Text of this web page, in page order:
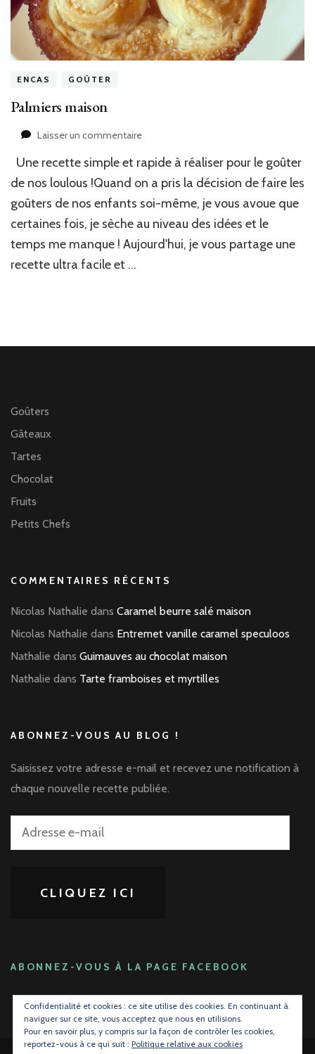
ENCAS GOÛTER
Palmiers maison
Laisser un commentairesur
maison
Une recette simple et rapide à réaliser pour le goûter
de nos loulous !Quand on a pris la décision de faire les
goûters de nos enfants soi-même, je vous avoue que
certaines fois, je sèche au niveau des idées et le
temps me manque ! Aujourd'hui, je vous partage une
recette ultra facile et …
Goûters
Gâteaux
Tartes
Chocolat
Fruits
Petits Chefs
COMMENTAIRES RÉCENTS
Nicolas Nathalie dans Caramel beurre salé maison
Nicolas Nathalie dans Entremet vanille caramel speculoos
Nathalie dans Guimauves au chocolat maison
Nathalie dans Tarte framboises et myrtilles
ABONNEZ-VOUS AU BLOG !
Saisissez votre adresse e-mail et recevez une notification à
chaque nouvelle recette publiée.
Adresse
CLIQUEZ ICI
ABONNEZ-VOUS À LA PAGE FACEBOOK
Confidentialité et cookies : ce site utilise des cookies. En continuant à
naviguer sur ce site, vous acceptez que nous en utilisions.
Pour en savoir plus, y compris sur la façon de contrôler les cookies,
reportez-vous à ce qui suit : Politique relative aux cookies